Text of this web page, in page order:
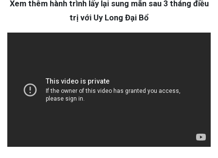
Xem thêm hành trình lấy lại sung mãn sau 3 tháng điều
trị với Uy Long Đại Bổ